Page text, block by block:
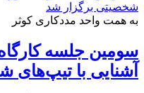
به همت واحد مددکاری کوثر
سومین جلسه
آشنایی با